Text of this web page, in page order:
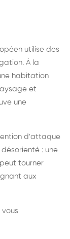
utilise des
À la
habitation
et
une
d'attaque
: une
tourner
aux